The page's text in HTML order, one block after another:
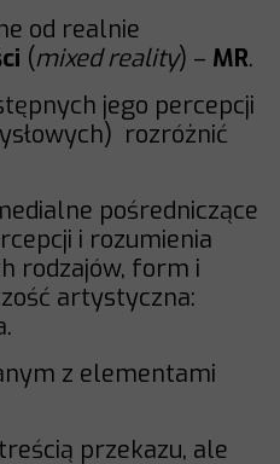
od realnie
(mixed reality) – MR.
jego percepcji
rozróżnić
pośredniczące
i rozumienia
rodzajów, form i
artystyczna:
z elementami
przekazu, ale